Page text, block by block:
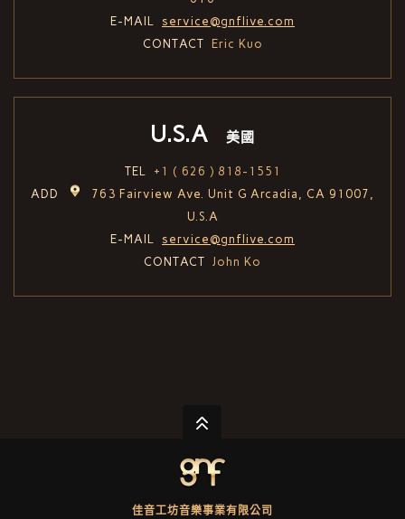
E-MAIL
service@gnflive.com
CONTACT
Eric Kuo
U.S.A 美國
TEL
+1 ( 626 ) 818-1551
ADD
763 Fairview Ave. Unit G Arcadia, CA 91007,
U.S.A
E-MAIL
service@gnflive.com
CONTACT
John Ko
佳音工坊音樂事業有限公司